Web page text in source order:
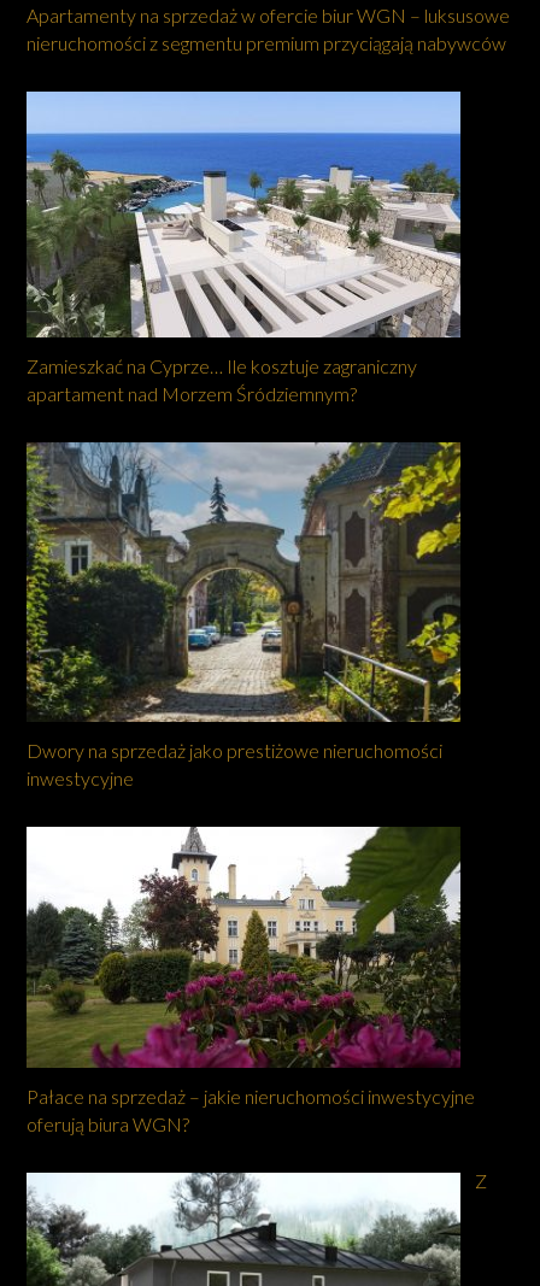
Apartamenty na sprzedaż w ofercie biur WGN – luksusowe
nieruchomości z segmentu premium przyciągają nabywców
Zamieszkać na Cyprze… Ile kosztuje zagraniczny
apartament nad Morzem Śródziemnym?
Dwory na sprzedaż jako prestiżowe nieruchomości
inwestycyjne
Pałace na sprzedaż – jakie nieruchomości inwestycyjne
oferują biura WGN?
Z